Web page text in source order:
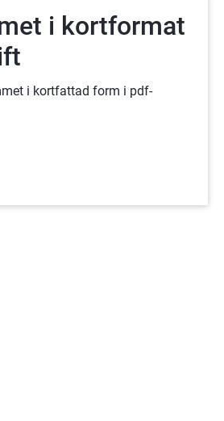
i kortformat
i kortfattad form i pdf-